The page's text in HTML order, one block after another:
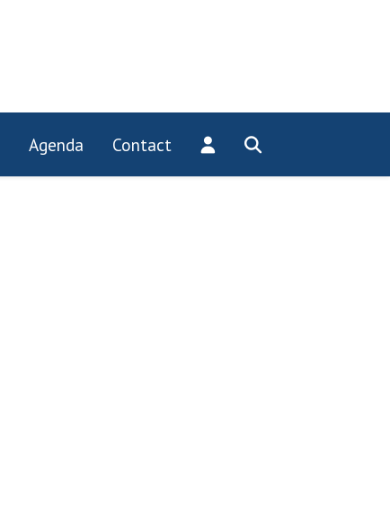
Agenda Contact